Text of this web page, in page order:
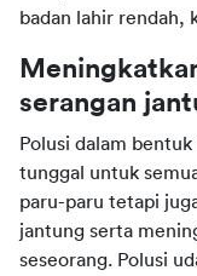
badan lahir rendah,
serangan
Polusi dalam
tunggal untuk
paru-paru tetapi
jantung serta
seseorang. Polusi